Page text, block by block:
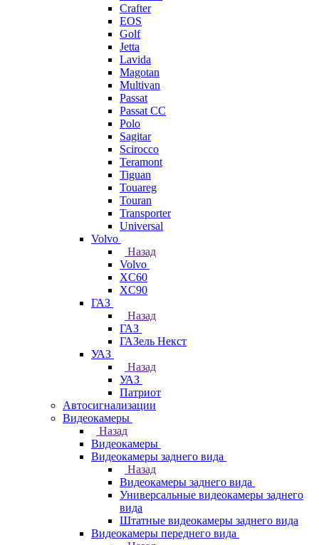
Crafter
EOS
Golf
Jetta
Lavida
Magotan
Multivan
Passat
Passat CC
Polo
Sagitar
Scirocco
Teramont
Tiguan
Touareg
Touran
Transporter
Universal
Volvo
Назад
Volvo
XC60
XC90
ГАЗ
Назад
ГАЗ
ГАЗель Некст
УАЗ
Назад
УАЗ
Патриот
Автосигнализации
Видеокамеры
Назад
Видеокамеры
Видеокамеры заднего вида
Назад
Видеокамеры заднего вида
Универсальные видеокамеры заднего
вида
Штатные видеокамеры заднего вида
Видеокамеры переднего вида